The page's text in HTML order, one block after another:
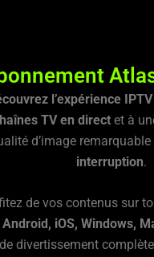
l’expérience
TV en directet à
d’image
interruption.
de vos contenus sur
Android, iOS, Windows,
divertissement